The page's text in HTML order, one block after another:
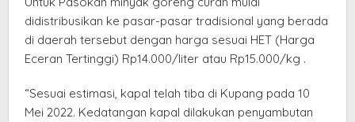
didistribusikan ke pasar-pasar tradisional yang berada
di daerah tersebut dengan harga sesuai HET (Harga
Eceran Tertinggi) Rp14.000/liter atau Rp15.000/kg .
“Sesuai estimasi, kapal telah tiba di Kupang pada 10
Mei 2022. Kedatangan kapal dilakukan penyambutan